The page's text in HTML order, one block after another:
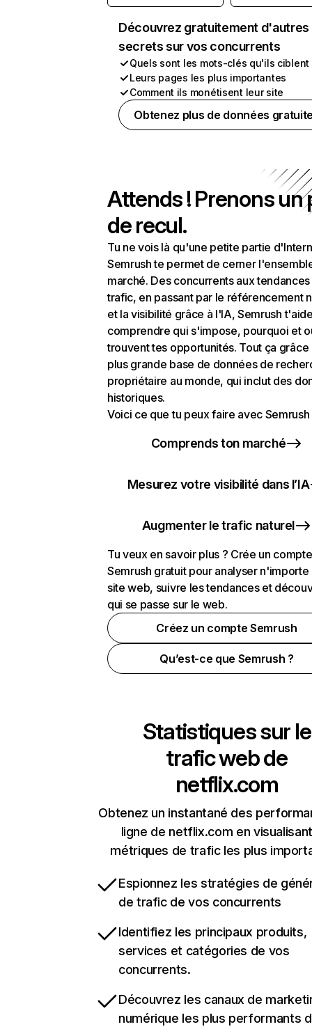
Découvrez gratuitement d'autres
secrets sur vos concurrents
Quels sont les mots-clés qu'ils ciblent
Leurs pages les plus importantes
Comment ils monétisent leur site
Obtenez plus de données
Attends ! Prenons un
de recul.
Tu ne vois là qu'une petite partie
Semrush te permet de cerner
marché. Des concurrents aux
trafic, en passant par le référencement
et la visibilité grâce à l'IA, Semrush
comprendre qui s'impose, pourquoi et
trouvent tes opportunités. Tout ça grâce
plus grande base de données de
propriétaire au monde, qui inclut des
historiques.
Voici ce que tu peux faire avec Semrush
Comprends ton marché
Mesurez votre visibilité dans l’IA
Augmenter le trafic naturel
Tu veux en savoir plus ? Crée un compte
Semrush gratuit pour analyser n'importe
site web, suivre les tendances et
qui se passe sur le web.
Créez un compte Semrush
Qu’est-ce que Semrush ?
Statistiques sur le
trafic web de
netflix.com
Obtenez un instantané des
ligne de netflix.com en
métriques de trafic les plus
Espionnez les stratégies de
de trafic de vos concurrents
Identifiez les principaux produits,
services et catégories de vos
concurrents.
Découvrez les canaux de
numérique les plus performants